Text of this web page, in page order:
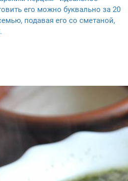
его можно буквально за 20
подавая его со сметаной,